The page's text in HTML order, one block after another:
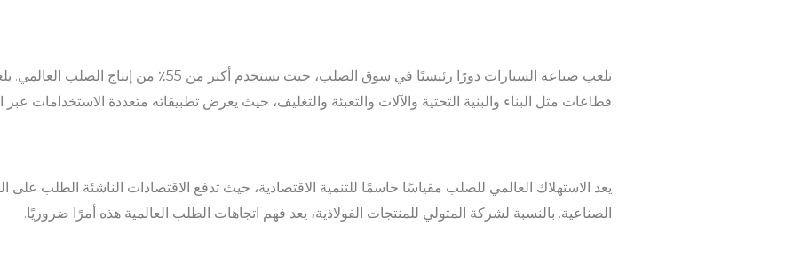
تلعب صناعة السيارات دورًا رئيسيًا في سوق الصلب، حيث تستخدم
قطاعات مثل البناء والبنية التحتية والآلات والتعبئة والتغليف، حيث يعرض تطبيقاته متعددة الاستخدامات
يعد الاستهلاك العالمي للصلب مقياسًا حاسمًا للتنمية الاقتصادية، حيث تدفع الاقتصادات الناشئة الطلب
الصناعية. بالنسبة لشركة المتولي للمنتجات الفولاذية، يعد فهم اتجاهات الطلب العالمية هذه أمرًا ضروريًا.